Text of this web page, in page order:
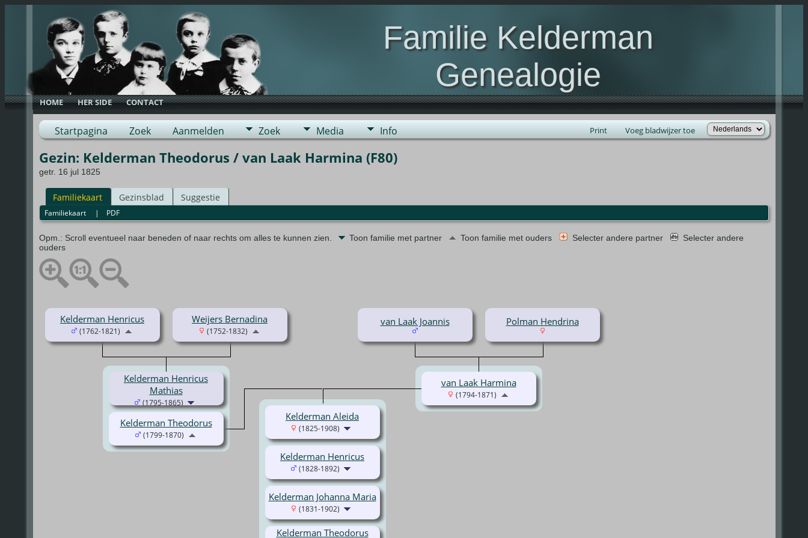
Familie Kelderman
Genealogie
Genealogie van de familie Kelderman(s)
HOME HER SIDE CONTACT
Startpagina Zoek Aanmelden Zoek Media Info Print Voeg bladwijzer toe
Gezin: Kelderman Theodorus / van Laak Harmina (F80)
getr. 16 jul 1825
Familiekaart Gezinsblad Suggestie
Familiekaart | PDF
Opm.: Scroll eventueel naar beneden of naar rechts om alles te kunnen zien. Toon familie met partner Toon familie met ouders Selecter andere partner
Selecter andere
ouders
Kelderman Henricus
(1762-1821)
Weijers Bernadina
(1752-1832)
Kelderman Henricus
Mathias
(1795-1865)
van Laak Joannis Polman Hendrina
Kelderman Theodorus
(1799-1870)
van Laak Harmina
(1794-1871)
Kelderman Aleida
(1825-1908)
Kelderman Henricus
(1828-1892)
Kelderman Johanna Maria
(1831-1902)
Kelderman Theodorus